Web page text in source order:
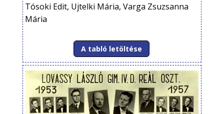
Tósoki Edit, Ujtelki Mária, Varga Zsuzsanna
Mária
A tabló letöltése